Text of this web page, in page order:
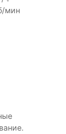
мин